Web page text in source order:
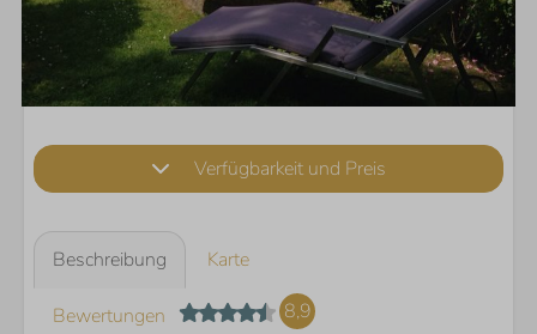
Verfügbarkeit und Preis
Beschreibung Karte
Bewertungen 8,9